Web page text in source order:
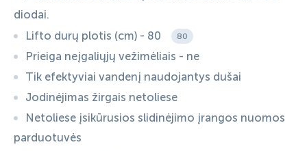
diodai.
Lifto durų plotis (cm) - 80
80
Prieiga neįgaliųjų vežimėliais - ne
Tik efektyviai vandenį naudojantys dušai
Jodinėjimas žirgais netoliese
Netoliese įsikūrusios slidinėjimo įrangos nuomos
parduotuvės